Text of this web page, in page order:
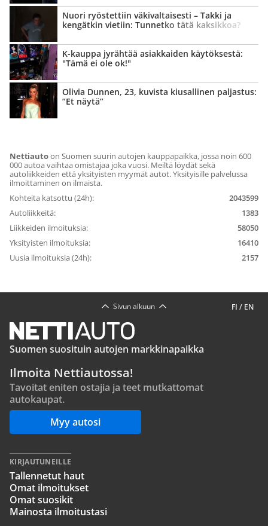
Nuori ryöstettiin väki­valtaisesti – Takki ja
kengätkin vietiin: Tunnetko tätä kaksikkoa?
K-kauppa jyrähtää asiakkaiden käytöksestä:
"Tämä ei ole ok!"
Olivia Dunnen, 23, kuvista kiusallinen paljastus:
”Et näytä”
Nettiautoon Suomen suurin autojen kauppapaikka, jossa noin 600
000 autoa vaihtaa omistajaa joka vuosi. Meiltä löydät sekä
autoliikkeiden että yksityisten myymät autot. Yksityisille palvelussa
ilmoittaminen on ilmaista.
Kohteita katsottu (24h):
2043599
Autoliikkeitä:
1383
Liikkeiden ilmoituksia:
58050
Yksityisten ilmoituksia:
16410
Uusia ilmoituksia (24h):
2157
FI / EN
Sivun alkuun
Suomen suosituin autojen markkinapaikka
Ilmoita Nettiautossa!
Tavoitat eniten ostajia ja teet mutkattomat
autokaupat.
Myy autosi
KIRJAUTUNEILLE
Tallennetut haut
Omat ilmoitukset
Omat suosikit
Mainosta ilmoitustasi